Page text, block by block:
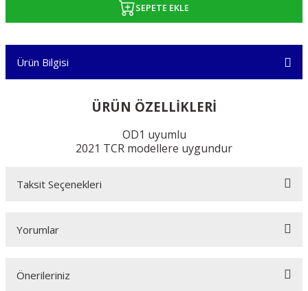
SEPETE EKLE
Ürün Bilgisi
ÜRÜN ÖZELLİKLERİ
OD1 uyumlu
2021 TCR modellere uygundur
Taksit Seçenekleri
Yorumlar
Önerileriniz